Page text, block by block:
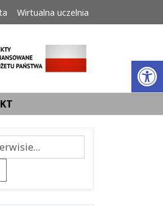
Wirtualna uczelnia